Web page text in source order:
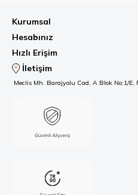
Kurumsal
Hesabınız
Hızlı Erişim
İletişim
Meclis Mh. Barajyolu Cad, A Blok No:1/